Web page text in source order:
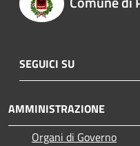
SEGUICI SU
AMMINISTRAZIONE
Organi di Governo